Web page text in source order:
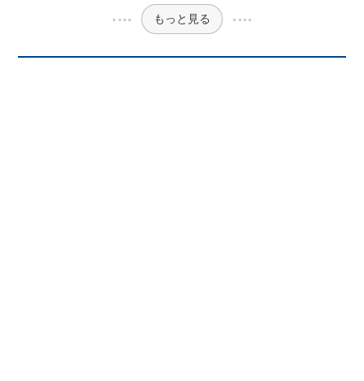
もっと見る